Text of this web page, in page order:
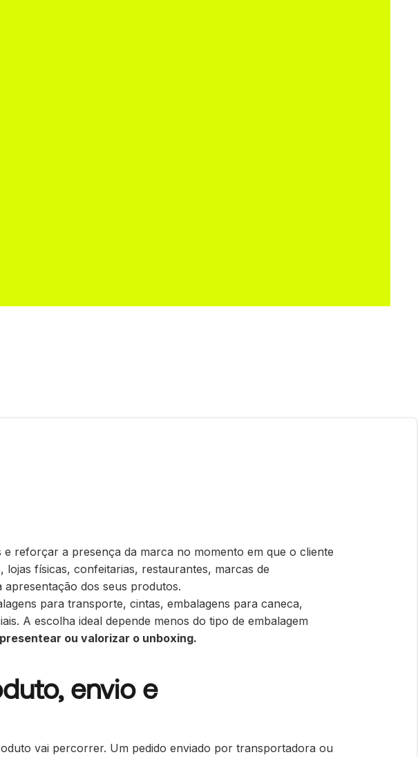
reforçar a presença da marca no momento em que o cliente
físicas, confeitarias, restaurantes, marcas de
dos seus produtos.
para transporte, cintas, embalagens para caneca,
A escolha ideal depende menos do tipo de embalagem
ou valorizar o unboxing.
envio e
vai percorrer. Um pedido enviado por transportadora ou